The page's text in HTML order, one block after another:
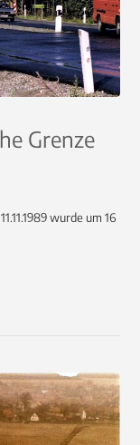
Grenze
wurde um 16